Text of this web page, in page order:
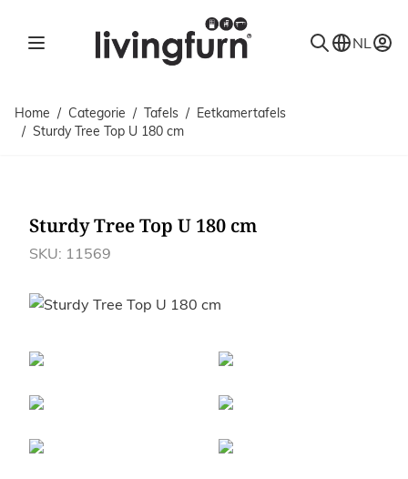
NL
Home / Categorie / Tafels / Eetkamertafels
/ Sturdy Tree Top U 180 cm
Sturdy Tree Top U 180 cm
SKU: 11569
Afbeeldingen